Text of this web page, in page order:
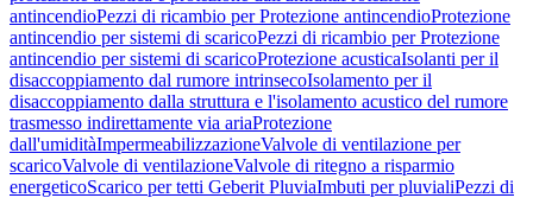
antincendioPezzi di ricambio per Protezione antincendioProtezione
antincendio per sistemi di scaricoPezzi di ricambio per Protezione
antincendio per sistemi di scaricoProtezione acusticaIsolanti per il
disaccoppiamento dal rumore intrinsecoIsolamento per il
disaccoppiamento dalla struttura e l'isolamento acustico del rumore
trasmesso indirettamente via ariaProtezione
dall'umiditàImpermeabilizzazioneValvole di ventilazione per
scaricoValvole di ventilazioneValvole di ritegno a risparmio
energeticoScarico per tetti Geberit PluviaImbuti per pluvialiPezzi di